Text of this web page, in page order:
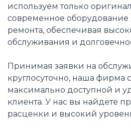
используем только
современное оборудование
ремонта, обеспечивая
обслуживания и
Принимая заявки на
круглосуточно, наша фирма
максимально доступной и
клиента. У нас вы найдете
расценки и высокий